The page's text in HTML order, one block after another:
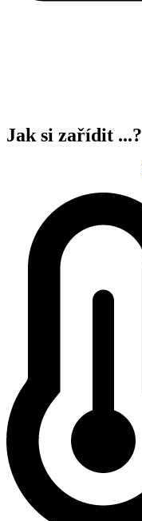
Jak si zařídit ...?